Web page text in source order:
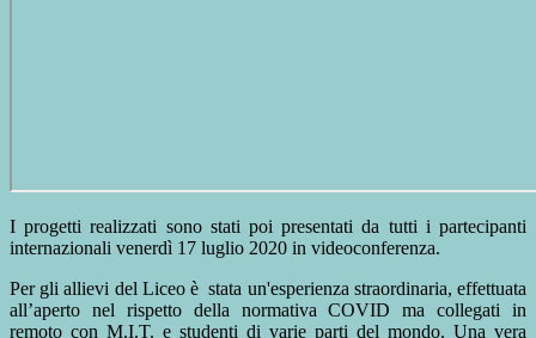
I progetti realizzati sono stati poi presentati da tutti i partecipanti
internazionali venerdì 17 luglio 2020 in videoconferenza.
Per gli allievi del Liceo è stata un'esperienza straordinaria, effettuata
all’aperto nel rispetto della normativa COVID ma collegati in
remoto con M.I.T. e studenti di varie parti del mondo. Una vera